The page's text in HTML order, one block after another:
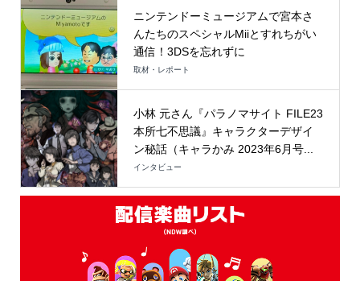
ニンテンドーミュージアムで宮本さ
んたちのスペシャルMiiとすれちがい
通信！3DSを忘れずに
取材・レポート
小林 元さん『パラノマサイト FILE23
本所七不思議』キャラクターデザイ
ン秘話（キャラかみ 2023年6月号...
インタビュー